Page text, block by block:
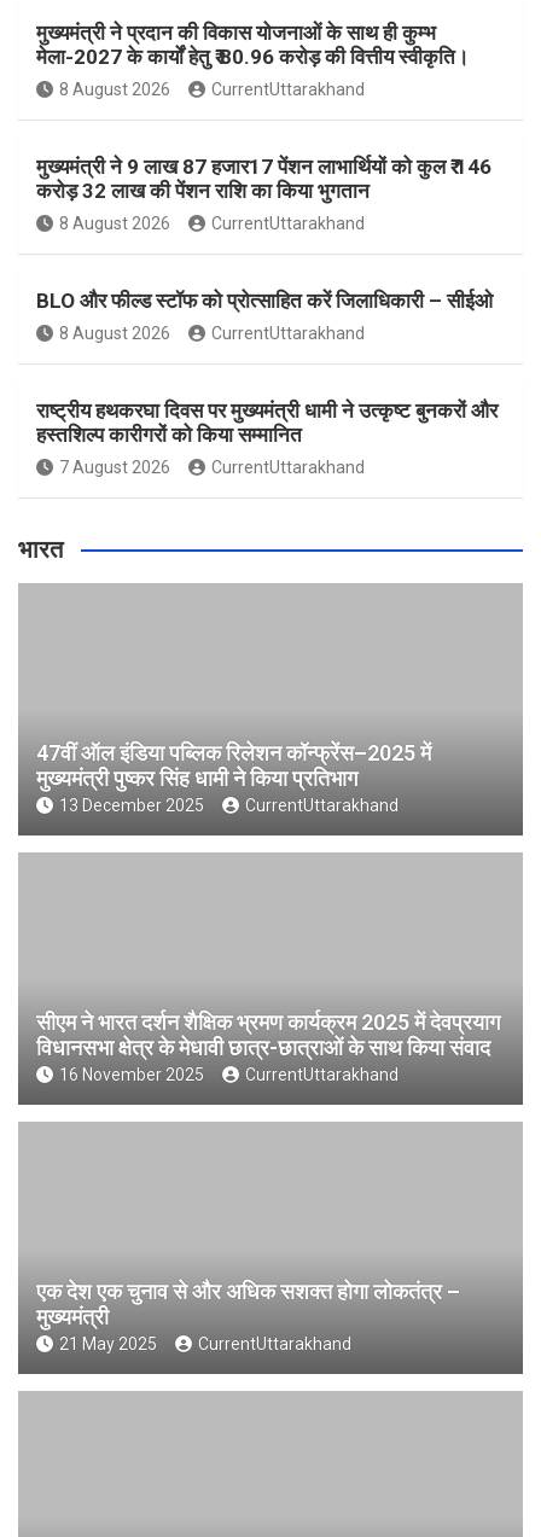
मुख्यमंत्री ने प्रदान की विकास योजनाओं के साथ ही कुम्भ
मेला-2027 के कार्यों हेतु ₹ 80.96 करोड़ की वित्तीय स्वीकृति।
8 August 2026 CurrentUttarakhand
मुख्यमंत्री ने 9 लाख 87 हजार17 पेंशन लाभार्थियों को कुल ₹ 146
करोड़ 32 लाख की पेंशन राशि का किया भुगतान
8 August 2026 CurrentUttarakhand
BLO और फील्ड स्टॉफ को प्रोत्साहित करें जिलाधिकारी – सीईओ
8 August 2026 CurrentUttarakhand
राष्ट्रीय हथकरघा दिवस पर मुख्यमंत्री धामी ने उत्कृष्ट बुनकरों और
हस्तशिल्प कारीगरों को किया सम्मानित
7 August 2026 CurrentUttarakhand
भारत
47वीं ऑल इंडिया पब्लिक रिलेशन कॉन्फ्रेंस–2025 में
मुख्यमंत्री पुष्कर सिंह धामी ने किया प्रतिभाग
13 December 2025 CurrentUttarakhand
सीएम ने भारत दर्शन शैक्षिक भ्रमण कार्यक्रम 2025 में देवप्रयाग
विधानसभा क्षेत्र के मेधावी छात्र-छात्राओं के साथ किया संवाद
16 November 2025 CurrentUttarakhand
एक देश एक चुनाव से और अधिक सशक्त होगा लोकतंत्र –
मुख्यमंत्री
21 May 2025 CurrentUttarakhand